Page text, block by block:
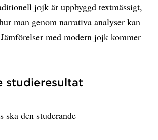
jojk är uppbyggd textmässigt,
man genom narrativa analyser kan
med modern jojk kommer
studieresultat
ska den studerande